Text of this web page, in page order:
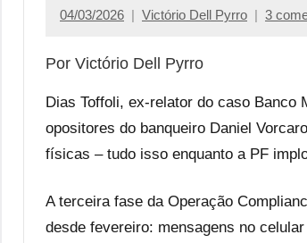
04/03/2026 Victório Dell Pyrro 3
Por Victório Dell Pyrro
Dias Toffoli, ex-relator do caso Banco
opositores do banqueiro Daniel
físicas – tudo isso enquanto a PF
A terceira fase da Operação
desde fevereiro: mensagens no